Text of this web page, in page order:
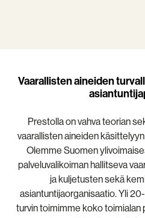
Vaarallisten aineiden
Prestolla on vahva teorian
vaarallisten aineiden
Olemme Suomen
palveluvalikoiman hallitseva
ja kuljetusten sekä
asiantuntijaorganisaatio. Yli
turvin toimimme koko toimialan